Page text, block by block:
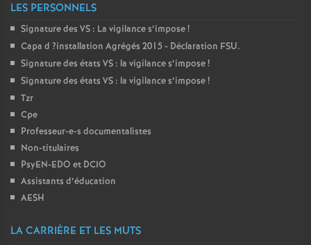
u
LES PERSONNELS
Signature des VS : La vigilance s’impose!
Capa d ?installation Agrégés 2015 - Déclaration FSU.
Signature des états VS : la vigilance s’impose!
Signature des états VS : la vigilance s’impose!
Tzr
Cpe
Professeur-e-s documentalistes
Non-titulaires
PsyEN-EDO et DCIO
Assistants d’éducation
AESH
LA CARRIÈRE ET LES MUTS